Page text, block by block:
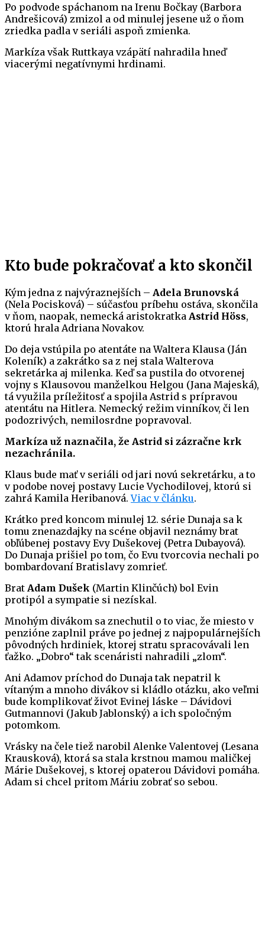
Po podvode spáchanom na Irenu Bočkay (Barbora
Andrešicová) zmizol a od minulej jesene už o ňom
zriedka padla v seriáli aspoň zmienka.
Markíza však Ruttkaya vzápätí nahradila hneď
viacerými negatívnymi hrdinami.
Kto bude pokračovať a kto skončil
Kým jedna z najvýraznejších – Adela Brunovská
(Nela Pocisková) – súčasťou príbehu ostáva, skončila
v ňom, naopak, nemecká aristokratka Astrid Höss,
ktorú hrala Adriana Novakov.
Do deja vstúpila po atentáte na Waltera Klausa (Ján
Koleník) a zakrátko sa z nej stala Walterova
sekretárka aj milenka. Keď sa pustila do otvorenej
vojny s Klausovou manželkou Helgou (Jana Majeská),
tá využila príležitosť a spojila Astrid s prípravou
atentátu na Hitlera. Nemecký režim vinníkov, či len
podozrivých, nemilosrdne popravoval.
Markíza už naznačila, že Astrid si zázračne krk
nezachránila.
Klaus bude mať v seriáli od jari novú sekretárku, a to
v podobe novej postavy Lucie Vychodilovej, ktorú si
zahrá Kamila Heribanová.Viac v článku.
Krátko pred koncom minulej 12. série Dunaja sa k
tomu znenazdajky na scéne objavil neznámy brat
obľúbenej postavy Evy Dušekovej (Petra Dubayová).
Do Dunaja prišiel po tom, čo Evu tvorcovia nechali po
bombardovaní Bratislavy zomrieť.
Brat Adam Dušek (Martin Klinčúch) bol Evin
protipól a sympatie si nezískal.
Mnohým divákom sa znechutil o to viac, že miesto v
penzióne zaplnil práve po jednej z najpopulárnejších
pôvodných hrdiniek, ktorej stratu spracovávali len
ťažko. „Dobro“ tak scenáristi nahradili „zlom“.
Ani Adamov príchod do Dunaja tak nepatril k
vítaným a mnoho divákov si kládlo otázku, ako veľmi
bude komplikovať život Evinej láske – Dávidovi
Gutmannovi (Jakub Jablonský) a ich spoločným
potomkom.
Vrásky na čele tiež narobil Alenke Valentovej (Lesana
Krausková), ktorá sa stala krstnou mamou maličkej
Márie Dušekovej, s ktorej opaterou Dávidovi pomáha.
Adam si chcel pritom Máriu zobrať so sebou.